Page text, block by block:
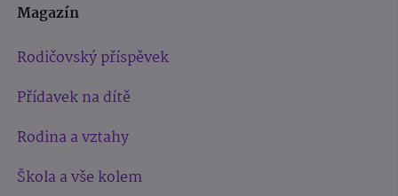
Magazín
Rodičovský příspěvek
Přídavek na dítě
Rodina a vztahy
Škola a vše kolem